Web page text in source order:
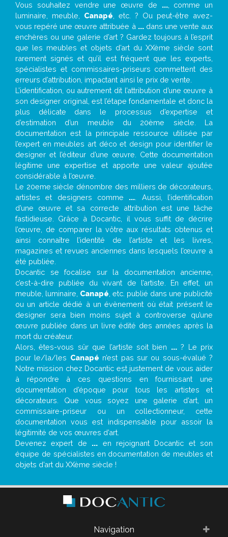
Vous souhaitez vendre une œuvre de ..., comme un
luminaire, meuble, Canapé , etc. ? Ou peut-être avez-
vous repéré une œuvre attribuée à ...dans une vente aux
enchères ou une galerie d’art ? Gardez toujours à l’esprit
que les meubles et objets d’art du XXème siècle sont
rarement signés et qu’il est fréquent que les experts,
spécialistes et commissaires-priseurs commettent des
erreurs d’attribution, impactant ainsi le prix de vente.
L’identification, ou autrement dit l’attribution d’une œuvre à
son designer original, est l’étape fondamentale et donc la
plus délicate dans le processus d’expertise et
d’estimation d’un meuble du 20ème siècle. La
documentation est la principale ressource utilisée par
l’expert en meubles art déco et design pour identifier le
designer et l’éditeur d’une œuvre. Cette documentation
légitime une expertise et apporte une valeur ajoutée
considérable à l’œuvre.
Le 20eme siècle dénombre des milliers de décorateurs,
artistes et designers comme ... . Aussi, l’identification
d’une œuvre et sa correcte attribution est une tâche
fastidieuse. Grâce à Docantic, il vous suffit de décrire
l’œuvre, de comparer la vôtre aux résultats obtenus et
ainsi connaître l’identité de l’artiste et les livres,
magazines et revues anciennes dans lesquels l’œuvre a
été publiée.
Docantic se focalise sur la documentation ancienne,
c’est-à-dire publiée du vivant de l’artiste. En effet, un
meuble, luminaire, Canapé , etc. publié dans une publicité
ou un article dédié à un évènement où était présent le
designer sera bien moins sujet à controverse qu’une
œuvre publiée dans un livre édité des années après la
mort du créateur.
Alors, êtes-vous sûr que l’artiste soit bien ...? Le prix
pour le/la/les Canapé n’est pas sur ou sous-évalué ?
Notre mission chez Docantic est justement de vous aider
à répondre à ces questions en fournissant une
documentation d’époque pour tous les artistes et
décorateurs. Que vous soyez une galerie d’art, un
commissaire-priseur ou un collectionneur, cette
documentation vous est indispensable pour assoir la
légitimité de vos œuvres d’art.
Devenez expert de ... en rejoignant Docantic et son
équipe de spécialistes en documentation de meubles et
objets d’art du XXème siècle !
Navigation